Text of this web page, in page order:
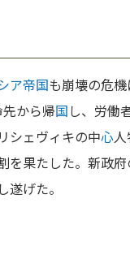
ア帝国も崩壊の危
から帰国し、労働
シェヴィキの中心人
果たした。新政府
げた。